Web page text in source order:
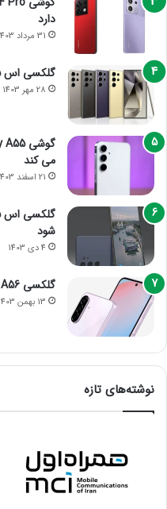
دارد
31 مرداد 1403
گلکسی اس 25 اولترا در چهار رنگ عرضه می شود
28 مهر 1403
می کند
21 اسفند 1403
شود
4 دی 1403
گلکسی A56 تعمیر سخت تری نسبت به A55 دارد
13 بهمن 1403
نوشته‌های تازه